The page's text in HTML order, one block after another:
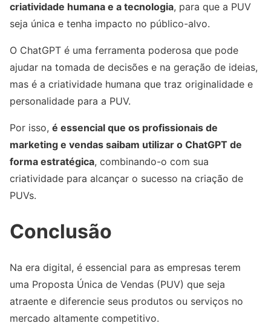
criatividade humana e a tecnologia, para que a PUV
seja única e tenha impacto no público-alvo.
O ChatGPT é uma ferramenta poderosa que pode
ajudar na tomada de decisões e na geração de ideias,
mas é a criatividade humana que traz originalidade e
personalidade para a PUV.
Por isso, é essencial que os profissionais de
marketing e vendas saibam utilizar o ChatGPT de
forma estratégica, combinando-o com sua
criatividade para alcançar o sucesso na criação de
PUVs.
Conclusão
Na era digital, é essencial para as empresas terem
uma Proposta Única de Vendas (PUV) que seja
atraente e diferencie seus produtos ou serviços no
mercado altamente competitivo.